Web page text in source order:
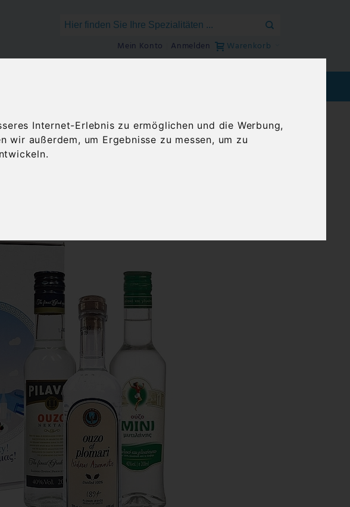
Internet-Erlebnis zu ermöglichen und die Werbung,
wir außerdem, um Ergebnisse zu messen, um zu
Warenkorb
Mein Konto Anmelden
–
online kaufen